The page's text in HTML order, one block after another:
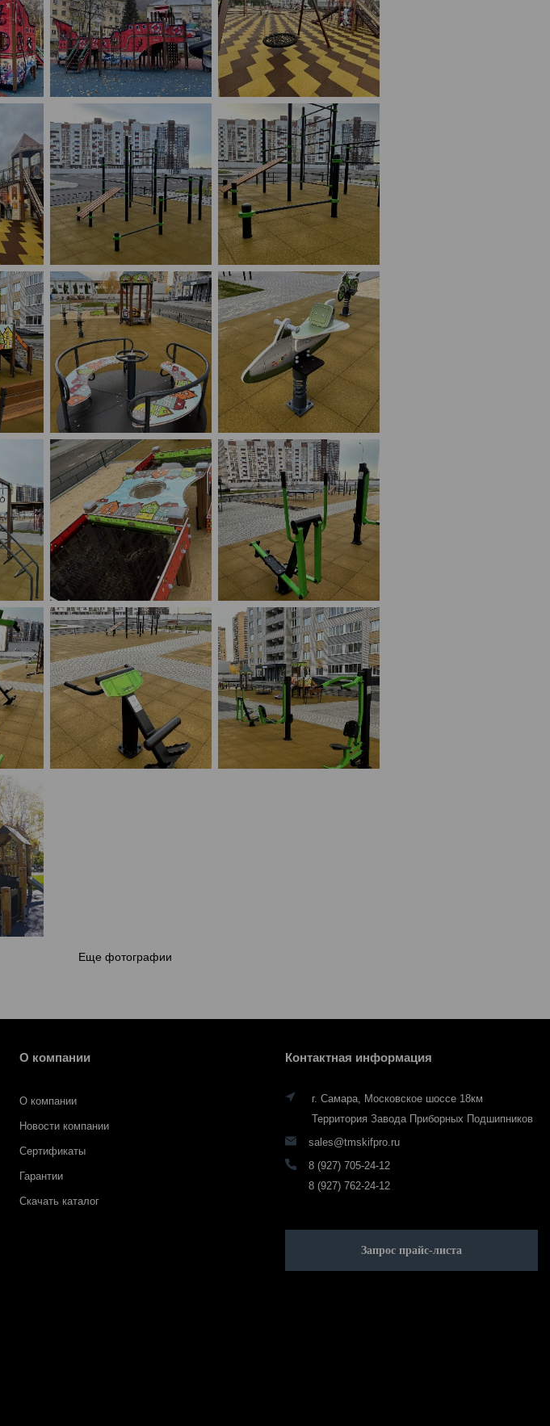
Еще фотографии
О компании
О компании
Новости компании
Сертификаты
Гарантии
Скачать каталог
Контактная информация
г. Самара, Московское шоссе 18км
Территория Завода Приборных Подшипников
sales@tmskifpro.ru
8 (927) 705-24-12
8 (927) 762-24-12
Запрос прайс-листа